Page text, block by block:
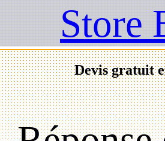
Store
Devis gratuit